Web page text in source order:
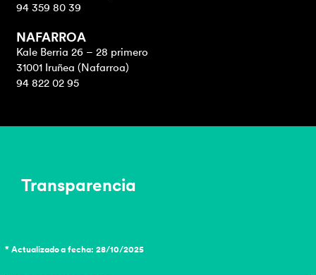
94 359 80 39
NAFARROA
Kale Berria 26 – 28 primero
31001 Iruñea (Nafarroa)
94 822 02 95
Transparencia
* Actualizado a fecha: 28/10/2025